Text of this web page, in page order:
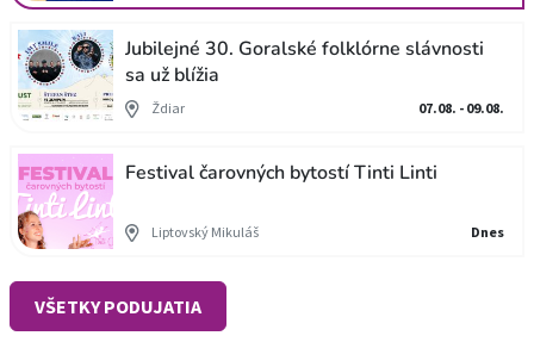
Jubilejné 30. Goralské folklórne slávnosti
sa už blížia
Ždiar 07.08. - 09.08.
Festival čarovných bytostí Tinti Linti
Liptovský Mikuláš Dnes
VŠETKY PODUJATIA